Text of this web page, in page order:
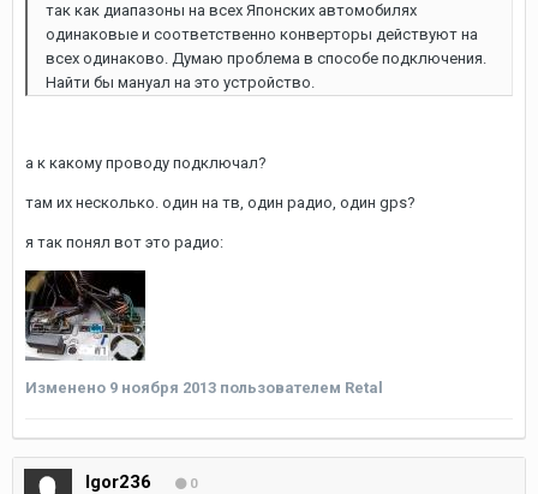
так как диапазоны на всех Японских автомобилях
одинаковые и соответственно конверторы действуют на
всех одинаково. Думаю проблема в способе подключения.
Найти бы мануал на это устройство.
а к какому проводу подключал?
там их несколько. один на тв, один радио, один gps?
я так понял вот это радио:
Изменено 9 ноября 2013 пользователем Retal
Igor236 0